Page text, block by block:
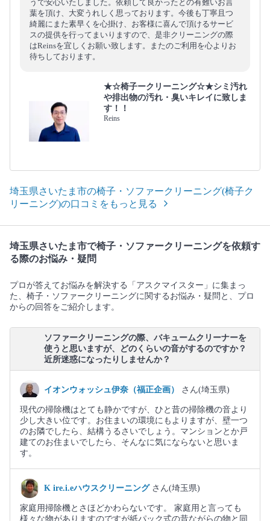
うで安心いたしました。依頼して良かったとの有難いお言
葉を頂け、大変うれしく思っております。今後も丁寧且つ
綺麗にまた素早くを心掛け、お客様に喜んで頂けるサービ
スの提供を行ってまいりますので、是非クリーニングの際
はReinsを宜しくお願い致します。またのご利用を心よりお
待ちしております。
★☆椅子ークリーニング☆★シミ汚れ
や排出物の汚れ・臭いキレイに致しま
す！！
Reins
埼玉県さいたま市の椅子・ソファークリーニング(椅子ク
リーニング)の口コミをもっと見る
埼玉県さいたま市で椅子・ソファークリーニングを依頼す
る際のお悩み・疑問
プロが答えてお悩みを解決する「アスクマイスター」に集まっ
た、椅子・ソファークリーニングに関するお悩み・疑問と、プロ
からの回答をご紹介します。
ソファークリーニングの際、バキュームクリーナーを
使うと思いますが、どのくらいの音がするのですか？
近所迷惑になったりしませんか？
イオンウォッシュ伊奈（福正企画） さん(埼玉県)
現代の掃除機はとても静かですが、ひと昔の掃除機の音より
少し大きい位です。お住まいの環境にもよりますが、壁一つ
のお隣でしたら、結構うるさいでしょう。マンションとか戸
建てのお住まいでしたら、そんなに気にならないと思いま
す。
K ire.i.eハウスクリーニング さん(埼玉県)
家庭用掃除機とさほどかわらないです。 家庭用と言っても
様々な物がありますのですが紙パック式の昔ながらの物と同